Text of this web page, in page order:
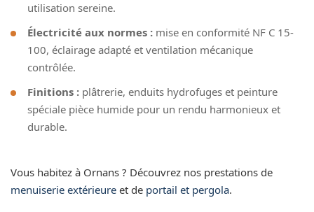
utilisation sereine.
Électricité aux normes : mise en conformité NF C 15-
100, éclairage adapté et ventilation mécanique
contrôlée.
Finitions : plâtrerie, enduits hydrofuges et peinture
spéciale pièce humide pour un rendu harmonieux et
durable.
Vous habitez à Ornans ? Découvrez nos prestations de
menuiserie extérieure et de portail et pergola.